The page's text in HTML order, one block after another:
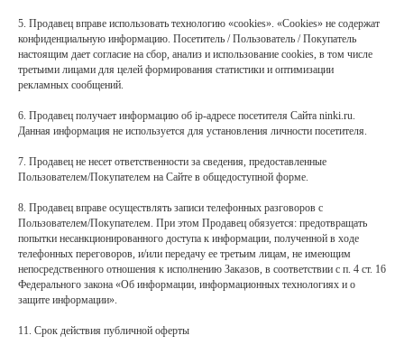
5. Продавец вправе использовать технологию «cookies». «Cookies» не содержат
конфиденциальную информацию. Посетитель / Пользователь / Покупатель
настоящим дает согласие на сбор, анализ и использование cookies, в том числе
третьими лицами для целей формирования статистики и оптимизации
рекламных сообщений.
6. Продавец получает информацию об ip-адресе посетителя Сайта ninki.ru.
Данная информация не используется для установления личности посетителя.
7. Продавец не несет ответственности за сведения, предоставленные
Пользователем/Покупателем на Сайте в общедоступной форме.
8. Продавец вправе осуществлять записи телефонных разговоров с
Пользователем/Покупателем. При этом Продавец обязуется: предотвращать
попытки несанкционированного доступа к информации, полученной в ходе
телефонных переговоров, и/или передачу ее третьим лицам, не имеющим
непосредственного отношения к исполнению Заказов, в соответствии с п. 4 ст. 16
Федерального закона «Об информации, информационных технологиях и о
защите информации».
11. Срок действия публичной оферты